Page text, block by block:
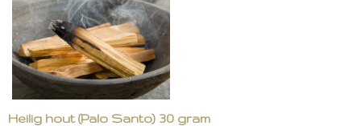
Heilig hout (Palo Santo) 30 gram